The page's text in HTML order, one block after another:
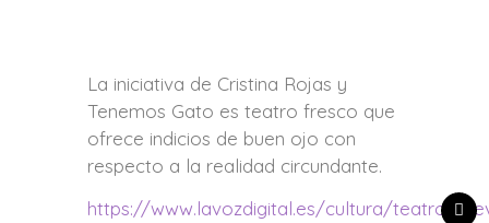
La iniciativa de Cristina Rojas y
Tenemos Gato es teatro fresco que
ofrece indicios de buen ojo con
respecto a la realidad circundante.
https://www.lavozdigital.es/cultura/teatros/